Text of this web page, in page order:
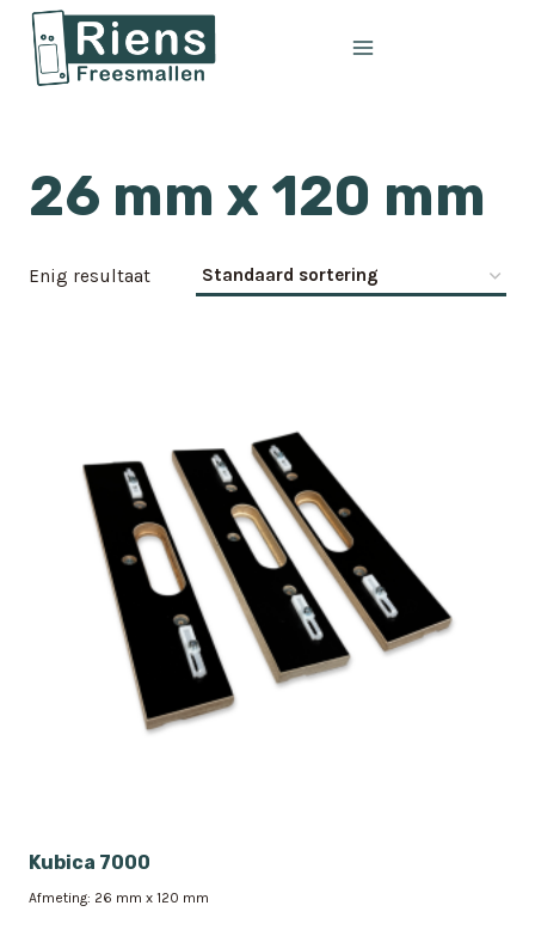
Doorgaan
naar
inhoud
26 mm x 120 mm
Enig resultaat
Kubica 7000
Afmeting: 26 mm x 120 mm